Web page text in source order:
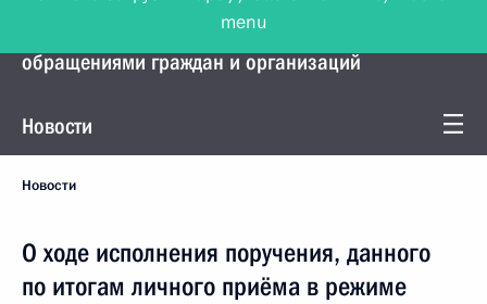
Управление Президента по работе с
обращениями граждан и организаций
Новости
Новости
О ходе исполнения поручения, данного
по итогам личного приёма в режиме
menu